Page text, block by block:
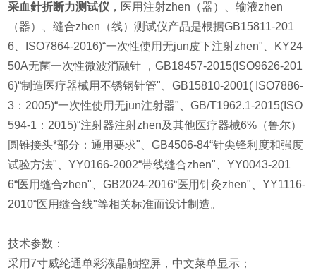
采血針折断力测试仪 ，医用注射zhen（器）、输液zhen
（器）、缝合zhen（线）测试仪产品是根据GB15811-201
6、ISO7864-2016)“一次性使用无jun皮下注射zhen"、KY24
50A无菌一次性微波消融针 ，GB18457-2015(ISO9626-201
6)“制造医疗器械用不锈钢针管"、GB15810-2001( ISO7886-
3：2005)“一次性使用无jun注射器"、GB/T1962.1-2015(ISO
594-1：2015)“注射器注射zhen及其他医疗器械6%（鲁尔）
圆锥接头*部分：通用要求"、GB4506-84“针尖锋利度和强度
试验方法"、YY0166-2002“带线缝合zhen"、YY0043-201
6“医用缝合zhen"、GB2024-2016“医用针灸zhen"、YY1116-
2010“医用缝合线"等相关标准而设计制造。
技术参数：
采用7寸威纶通单彩液晶触控屏，中文菜单显示；